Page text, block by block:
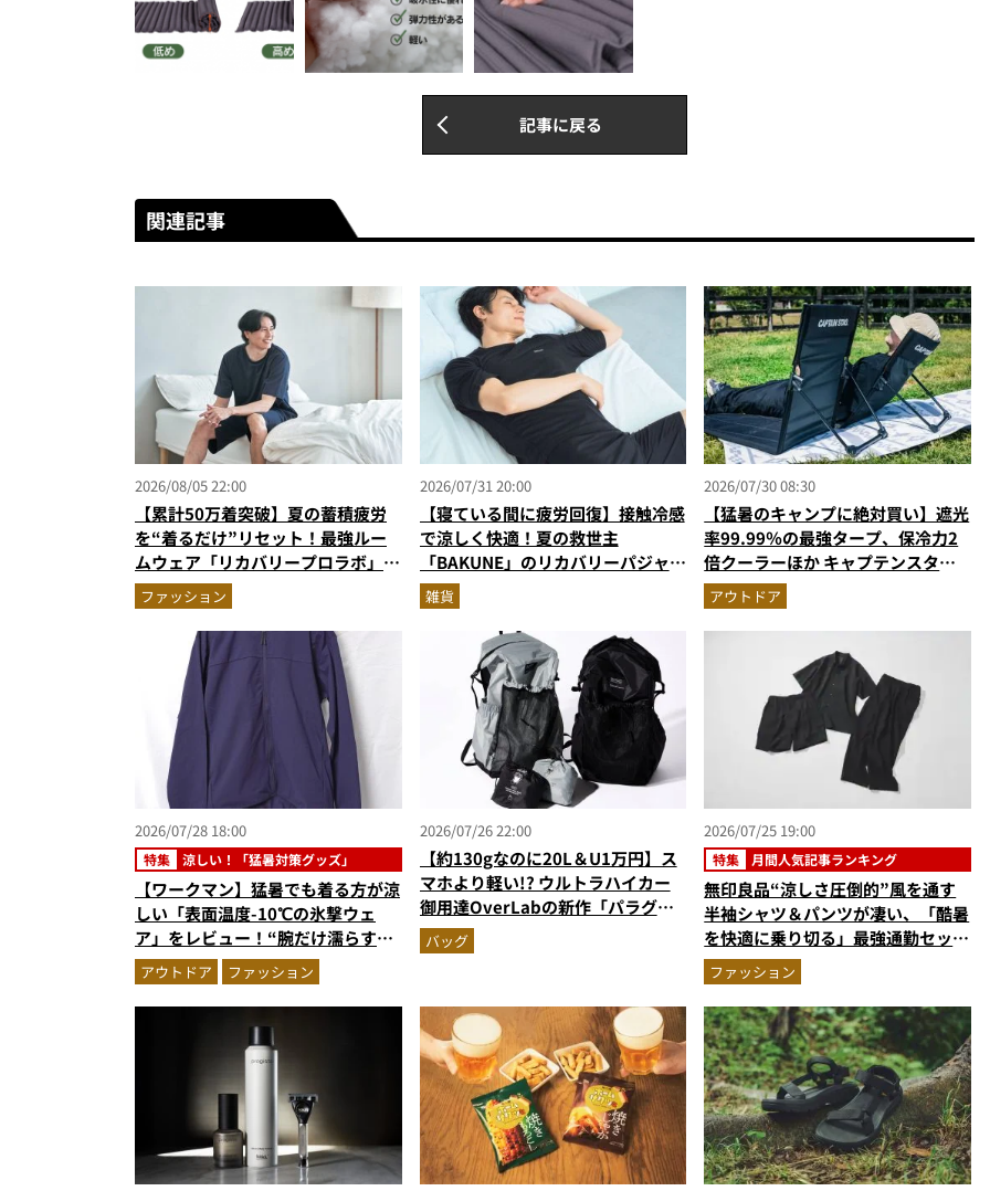
記事に戻る
関連記事
2026/08/05 22:00
【累計50万着突破】夏の蓄積疲労
を“着るだけ”リセット！最強ルー
ムウェア「リカバリープロラボ」に
新色登場
ファッション
2026/07/31 20:00
【寝ている間に疲労回復】接触冷感
で涼しく快適！夏の救世主
「BAKUNE」のリカバリーパジャマ
が優秀すぎる
雑貨
2026/07/30 08:30
【猛暑のキャンプに絶対買い】遮光
率99.99％の最強タープ、保冷力2
倍クーラーほか キャプテンスタッ
グの快適ギア6選を徹底解説
アウトドア
2026/07/28 18:00
特集 涼しい！「猛暑対策グッズ」
【ワークマン】猛暑でも着る方が涼
しい「表面温度-10℃の氷撃ウェ
ア」をレビュー！“腕だけ濡らすの
が正解”の気化冷却機能が凄い
アウトドア ファッション
2026/07/26 22:00
【約130gなのに20L＆U1万円】ス
マホより軽い!? ウルトラハイカー
御用達OverLabの新作「パラグラ
イダー素材バックパック」に大注目
バッグ
2026/07/25 19:00
特集 月間人気記事ランキング
無印良品“涼しさ圧倒的”風を通す
半袖シャツ＆パンツが凄い、「酷暑
を快適に乗り切る」最強通勤セット
アップ…ほか【涼感ウェアの人気記
事ランキングベスト3】（2026年6
月版）
ファッション